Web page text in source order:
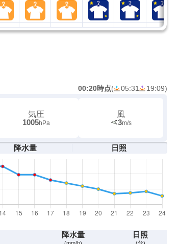
00:20時点( 05:31 19:09)
気圧
1005hPa
風
3m/s
降水量 日照
降水量 日照